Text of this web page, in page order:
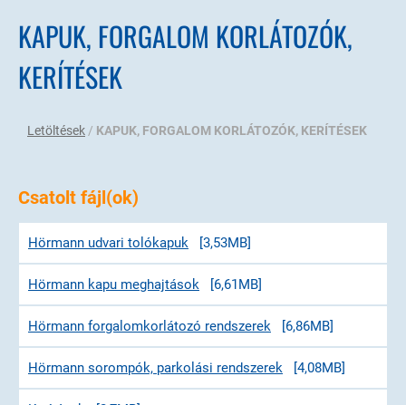
KAPUK, FORGALOM KORLÁTOZÓK,
KERÍTÉSEK
Letöltések / KAPUK, FORGALOM KORLÁTOZÓK, KERÍTÉSEK
Csatolt fájl(ok)
Hörmann udvari tolókapuk [3,53MB]
Hörmann kapu meghajtások [6,61MB]
Hörmann forgalomkorlátozó rendszerek [6,86MB]
Hörmann sorompók, parkolási rendszerek [4,08MB]